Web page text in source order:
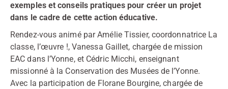
exemples et conseils pratiques pour créer un projet
dans le cadre de cette action éducative.
Rendez-vous animé par Amélie Tissier, coordonnatrice La
classe, l’œuvre !, Vanessa Gaillet, chargée de mission
EAC dans l’Yonne, et Cédric Micchi, enseignant
missionné à la Conservation des Musées de l’Yonne.
Avec la participation de Florane Bourgine, chargée de